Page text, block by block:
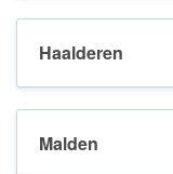
Haalderen
Malden